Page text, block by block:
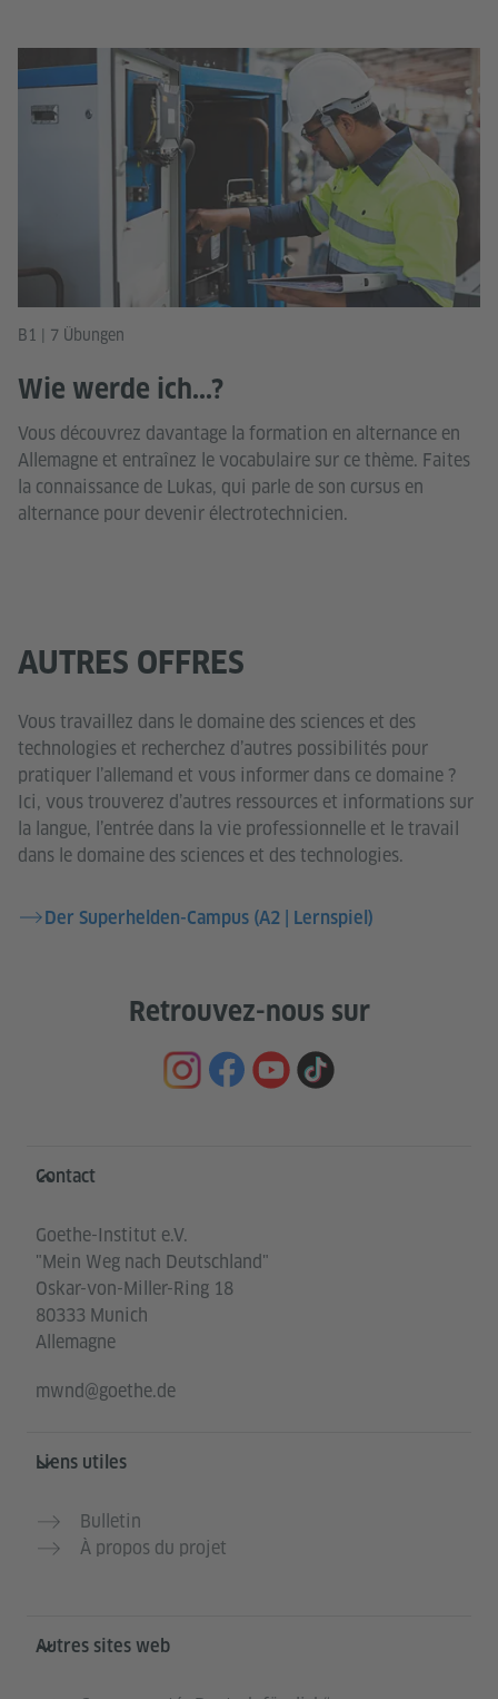
B1 | 7 Übungen
Wie werde ich...?
Vous découvrez davantage la formation en alternance en
Allemagne et entraînez le vocabulaire sur ce thème. Faites
la connaissance de Lukas, qui parle de son cursus en
alternance pour devenir électrotechnicien.
AUTRES OFFRES
Vous travaillez dans le domaine des sciences et des
technologies et recherchez d’autres possibilités pour
pratiquer l’allemand et vous informer dans ce domaine ?
Ici, vous trouverez d’autres ressources et informations sur
la langue, l’entrée dans la vie professionnelle et le travail
dans le domaine des sciences et des technologies.
Der Superhelden-Campus (A2 | Lernspiel)
Retrouvez-nous sur
Service- und Informationsbereich
Contact
Goethe-Institut e.V.
"Mein Weg nach Deutschland"
Oskar-von-Miller-Ring 18
80333 Munich
Allemagne
mwnd@goethe.de
Liens utiles
Bulletin
À propos du projet
Autres sites web